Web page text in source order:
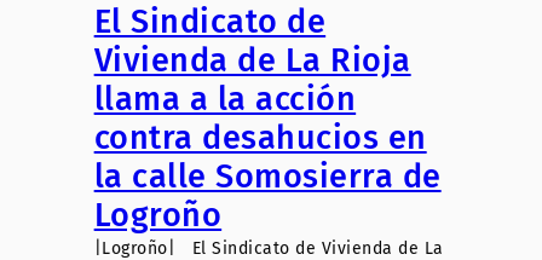
El Sindicato de
Vivienda de La Rioja
llama a la acción
contra desahucios en
la calle Somosierra de
Logroño
|Logroño| El Sindicato de Vivienda de La